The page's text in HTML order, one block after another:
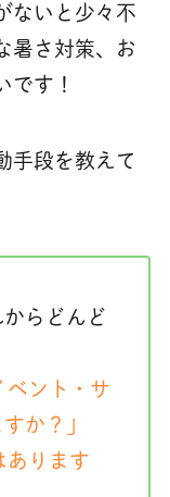
ないと少々不
暑さ対策、お
です！
手段を教えて
らどんど
ベント・サ
か？」
あります